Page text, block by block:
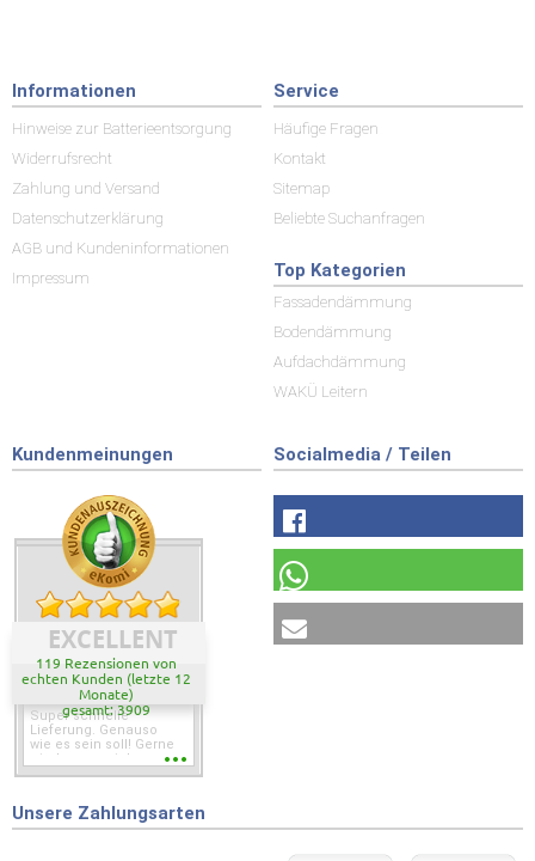
Informationen
Hinweise zur Batterieentsorgung
Widerrufsrecht
Zahlung und Versand
Datenschutzerklärung
AGB und Kundeninformationen
Impressum
Service
Häufige Fragen
Kontakt
Sitemap
Beliebte Suchanfragen
Top Kategorien
Fassadendämmung
Bodendämmung
Aufdachdämmung
WAKÜ Leitern
Kundenmeinungen
EXCELLENT
119 Rezensionen von
echten Kunden (letzte 12
Monate)
gesamt: 3909
Super schnelle
Lieferung. Genauso
wie es sein soll! Gerne
wieder wenn ich was
Socialmedia / Teilen
Unsere Zahlungsarten